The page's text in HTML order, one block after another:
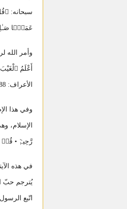
سبحانه:
عَمَلًۭا
وأمر الله
أَعْلَمُ
الأعراف: 188(
وفي هذا
الإسلام،
رَّحِيمٞ • قُلۡ
في هذه
يُترجم حبّ
اتّبع